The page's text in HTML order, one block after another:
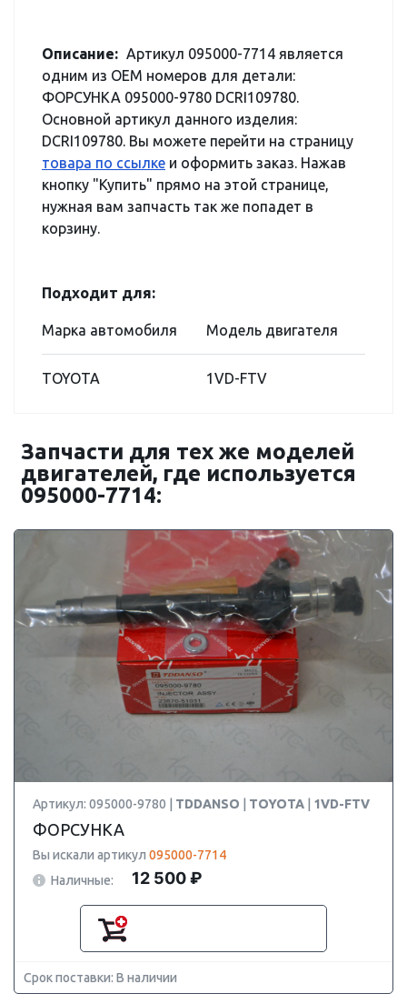
Описание: Артикул 095000-7714 является
одним из OEM номеров для детали:
ФОРСУНКА 095000-9780 DCRI109780.
Основной артикул данного изделия:
DCRI109780. Вы можете перейти на страницу
товара по ссылке и оформить заказ. Нажав
кнопку "Купить" прямо на этой странице,
нужная вам запчасть так же попадет в
корзину.
Подходит для:
Марка автомобиля Модель двигателя
TOYOTA 1VD-FTV
Запчасти для тех же моделей
двигателей, где используется
095000-7714:
Артикул: 095000-9780 | TDDANSO TOYOTA 1VD-FTV
ФОРСУНКА
Вы искали артикул 095000-7714
Наличные:
12 500 ₽
Срок поставки: В наличии